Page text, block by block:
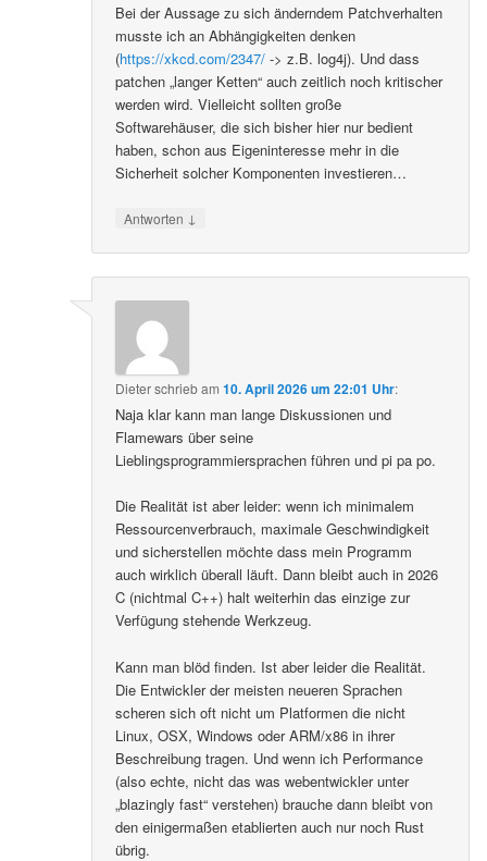
Bei der Aussage zu sich änderndem Patchverhalten
musste ich an Abhängigkeiten denken
(https://xkcd.com/2347/ -> z.B. log4j). Und dass
patchen „langer Ketten“ auch zeitlich noch kritischer
werden wird. Vielleicht sollten große
Softwarehäuser, die sich bisher hier nur bedient
haben, schon aus Eigeninteresse mehr in die
Sicherheit solcher Komponenten investieren…
Antworten ↓
Dieterschriebam10. April 2026 um 22:01 Uhr:
Naja klar kann man lange Diskussionen und
Flamewars über seine
Lieblingsprogrammiersprachen führen und pi pa po.
Die Realität ist aber leider: wenn ich minimalem
Ressourcenverbrauch, maximale Geschwindigkeit
und sicherstellen möchte dass mein Programm
auch wirklich überall läuft. Dann bleibt auch in 2026
C (nichtmal C++) halt weiterhin das einzige zur
Verfügung stehende Werkzeug.
Kann man blöd finden. Ist aber leider die Realität.
Die Entwickler der meisten neueren Sprachen
scheren sich oft nicht um Platformen die nicht
Linux, OSX, Windows oder ARM/x86 in ihrer
Beschreibung tragen. Und wenn ich Performance
(also echte, nicht das was webentwickler unter
„blazingly fast“ verstehen) brauche dann bleibt von
den einigermaßen etablierten auch nur noch Rust
übrig.